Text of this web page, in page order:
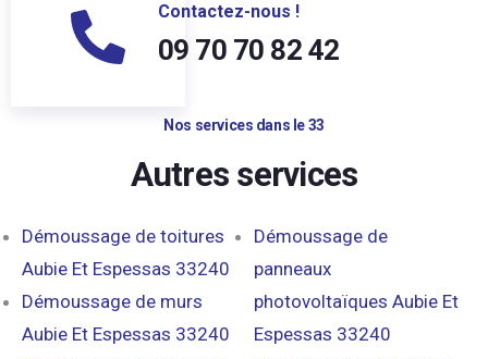
Contactez-nous !
09 70 70 82 42
Nos services dans le 33
Autres services
Démoussage de toitures
Aubie Et Espessas 33240
Démoussage de murs
Aubie Et Espessas 33240
Démoussage de
panneaux
photovoltaïques Aubie Et
Espessas 33240